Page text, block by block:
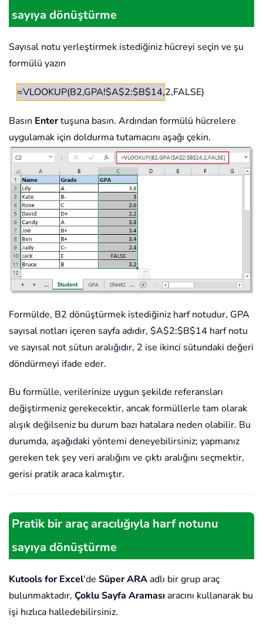
sayıya dönüştürme
Sayısal notu yerleştirmek istediğiniz hücreyi seçin ve şu
formülü yazın
=VLOOKUP(B2,GPA!$A$2:$B$14,2,FALSE)
Basın Entertuşuna basın. Ardından formülü hücrelere
uygulamak için doldurma tutamacını aşağı çekin.
Formülde, B2 dönüştürmek istediğiniz harf notudur, GPA
sayısal notları içeren sayfa adıdır, $A$2:$B$14 harf notu
ve sayısal not sütun aralığıdır, 2 ise ikinci sütundaki değeri
döndürmeyi ifade eder.
Bu formülle, verilerinize uygun şekilde referansları
değiştirmeniz gerekecektir, ancak formüllerle tam olarak
alışık değilseniz bu durum bazı hatalara neden olabilir. Bu
durumda, aşağıdaki yöntemi deneyebilirsiniz; yapmanız
gereken tek şey veri aralığını ve çıktı aralığını seçmektir,
gerisi pratik araca kalmıştır.
Pratik bir araç aracılığıyla harf notunu
sayıya dönüştürme
Kutools for Excel'de Süper ARAadlı bir grup araç
bulunmaktadır, Çoklu Sayfa Araması aracını kullanarak bu
işi hızlıca halledebilirsiniz.